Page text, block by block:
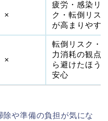
×
疲労・感染リ
ク・転倒リス
が高まりやす
×
転倒リスク・
力消耗の観点
ら避けたほう
安心
除や準備の負担が気にな